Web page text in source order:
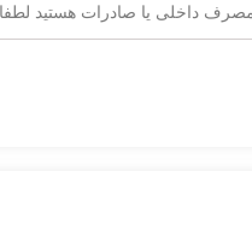
داخلی یا صادرات هستید